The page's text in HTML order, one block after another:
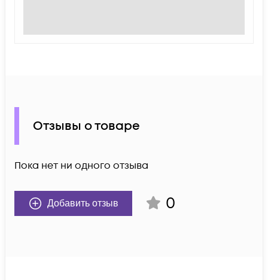
Отзывы о товаре
Пока нет ни одного отзыва
Добавить отзыв 0